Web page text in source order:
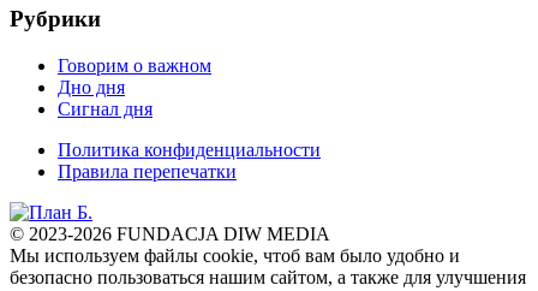
Рубрики
Говорим о важном
Дно дня
Сигнал дня
Политика конфиденциальности
Правила перепечатки
© 2023-2026 FUNDACJA DIW MEDIA
Мы используем файлы cookie, чтоб вам было удобно и
безопасно пользоваться нашим сайтом, а также для улучшения